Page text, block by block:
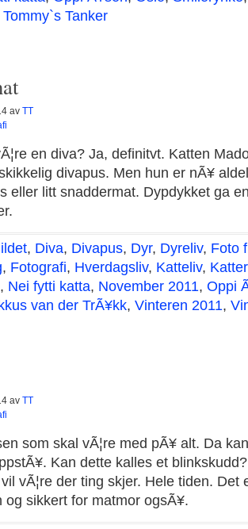
Tommy`s Tanker
av TT
en diva? Ja, definitvt. Katten
divapus. Men hun er nÃ¥
eller litt snaddermat. Dypdykket ga
, Diva, Divapus, Dyr, Dyreliv, Foto
, Fotografi, Hverdagsliv, Katteliv, Katter
, Nei fytti katta, November 2011, Oppi
van der TrÃ¥kk, Vinteren 2011,
av TT
som skal vÃ¦re med pÃ¥ alt. Da
Kan dette kalles et
vÃ¦re der ting skjer. Hele tiden. Det
og sikkert for matmor ogsÃ¥.